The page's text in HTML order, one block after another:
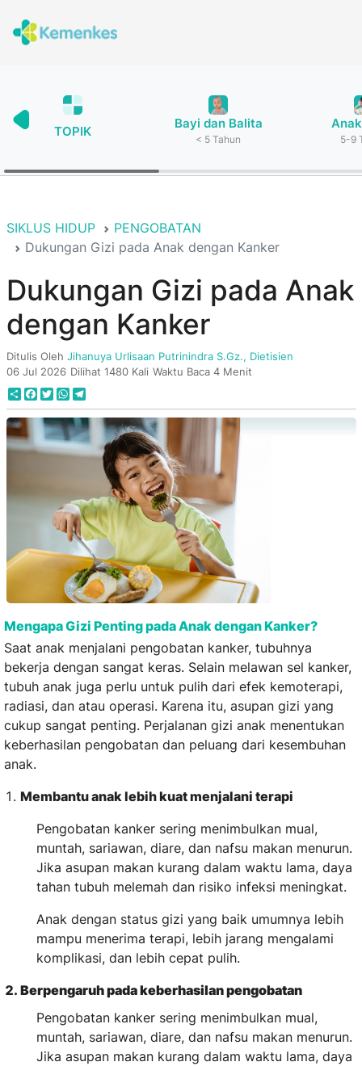
TOPIK
Bayi dan Balita
< 5 Tahun 5-9
SIKLUS HIDUP
PENGOBATAN
Dukungan Gizi pada Anak dengan Kanker
Dukungan Gizi pada Anak
dengan Kanker
Ditulis Oleh Jihanuya Urlisaan Putrinindra S.Gz., Dietisien
06 Jul 2026 Dilihat 1480 Kali Waktu Baca 4 Menit
ShareFacebook
TwitterWhatsApp
Telegram
Mengapa Gizi Penting pada Anak dengan Kanker?
Saat anak menjalani pengobatan kanker, tubuhnya
bekerja dengan sangat keras. Selain melawan sel kanker,
tubuh anak juga perlu untuk pulih dari efek kemoterapi,
radiasi, dan atau operasi. Karena itu, asupan gizi yang
cukup sangat penting. Perjalanan gizi anak menentukan
keberhasilan pengobatan dan peluang dari kesembuhan
anak.
Membantu anak lebih kuat menjalani terapi
Pengobatan kanker sering menimbulkan mual,
muntah, sariawan, diare, dan nafsu makan menurun.
Jika asupan makan kurang dalam waktu lama, daya
tahan tubuh melemah dan risiko infeksi meningkat.
Anak dengan status gizi yang baik umumnya lebih
mampu menerima terapi, lebih jarang mengalami
komplikasi, dan lebih cepat pulih.
Berpengaruh pada keberhasilan pengobatan
Pengobatan kanker sering menimbulkan mual,
muntah, sariawan, diare, dan nafsu makan menurun.
Jika asupan makan kurang dalam waktu lama, daya